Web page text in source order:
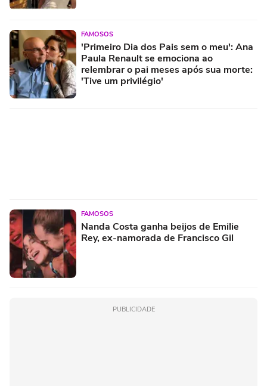
FAMOSOS
'Primeiro Dia dos Pais sem o meu': Ana
Paula Renault se emociona ao
relembrar o pai meses após sua morte:
'Tive um privilégio'
FAMOSOS
Nanda Costa ganha beijos de Emilie
Rey, ex-namorada de Francisco Gil
PUBLICIDADE